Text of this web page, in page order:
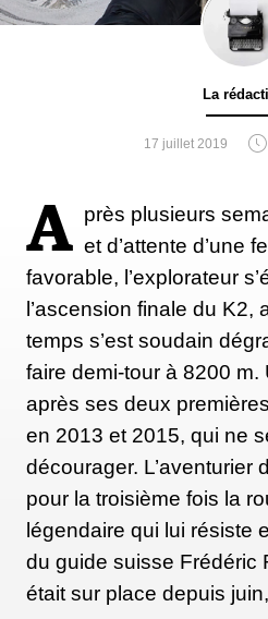
La
17 juillet 2019
A près plusieurs
et d’attente d’une
favorable, l’explorateur
l’ascension finale du K2,
temps s’est soudain
faire demi-tour à 8200
après ses deux
en 2013 et 2015, qui ne
décourager. L’aventurier
pour la troisième fois la
légendaire qui lui résiste
du guide suisse Frédéric
était sur place depuis